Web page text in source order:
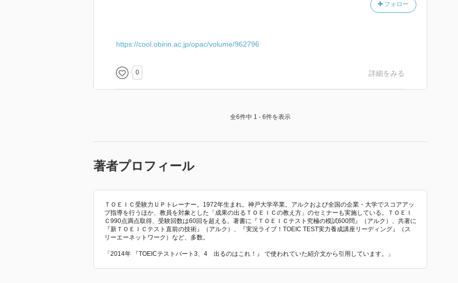
フォロー
https://cool.obirin.ac.jp/opac/volume/962796
0 詳細をみる
全6件中 1 - 6件を表示
著者プロフィール
ＴＯＥＩＣ受験力ＵＰトレーナー。1972年生まれ。神戸大学卒業。アルクおよび全国の企業・大学でスコアアッ
プ指導を行うほか、教員を対象とした「成果の出るＴＯＥＩＣの教え方」のセミナーも実施している。ＴＯＥＩ
Ｃ990点満点取得、受験回数は60回を超える。著書に『ＴＯＥＩＣテスト究極の模試600問』（アルク）、共著に
『新ＴＯＥＩＣテスト直前の技術』（アルク）、『実況ライブ！TOEIC TEST実力養成講座リーディング』（ス
リーエーネットワーク）など、多数。
「2014年 『TOEICテストパート3、4 出るのはこれ！』 で使われていた紹介文から引用しています。」